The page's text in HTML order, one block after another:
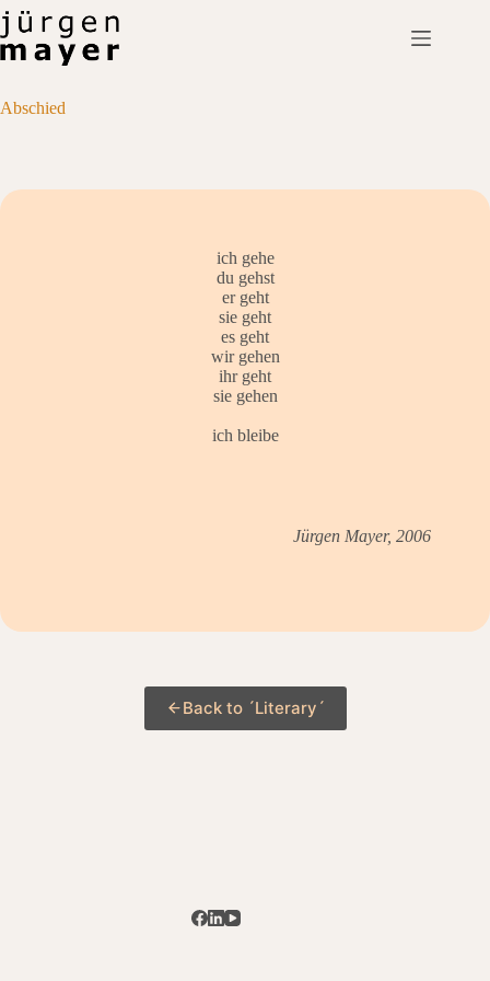
Skip
content
Abschied
ich gehe
du gehst
er geht
sie geht
es geht
wir gehen
ihr geht
sie gehen
ich bleibe
Jürgen Mayer, 2006
Back to ´Literary´